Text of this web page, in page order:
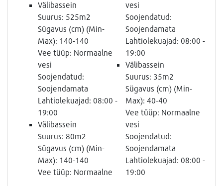
Välibassein
Suurus: 525m2
Sügavus (cm) (Min-
Max): 140-140
Vee tüüp: Normaalne
vesi
Soojendatud:
Soojendamata
Lahtiolekuajad: 08:00 -
19:00
Välibassein
Suurus: 80m2
Sügavus (cm) (Min-
Max): 140-140
Vee tüüp: Normaalne
vesi
Soojendatud:
Soojendamata
Lahtiolekuajad: 08:00 -
19:00
Välibassein
Suurus: 35m2
Sügavus (cm) (Min-
Max): 40-40
Vee tüüp: Normaalne
vesi
Soojendatud:
Soojendamata
Lahtiolekuajad: 08:00 -
19:00